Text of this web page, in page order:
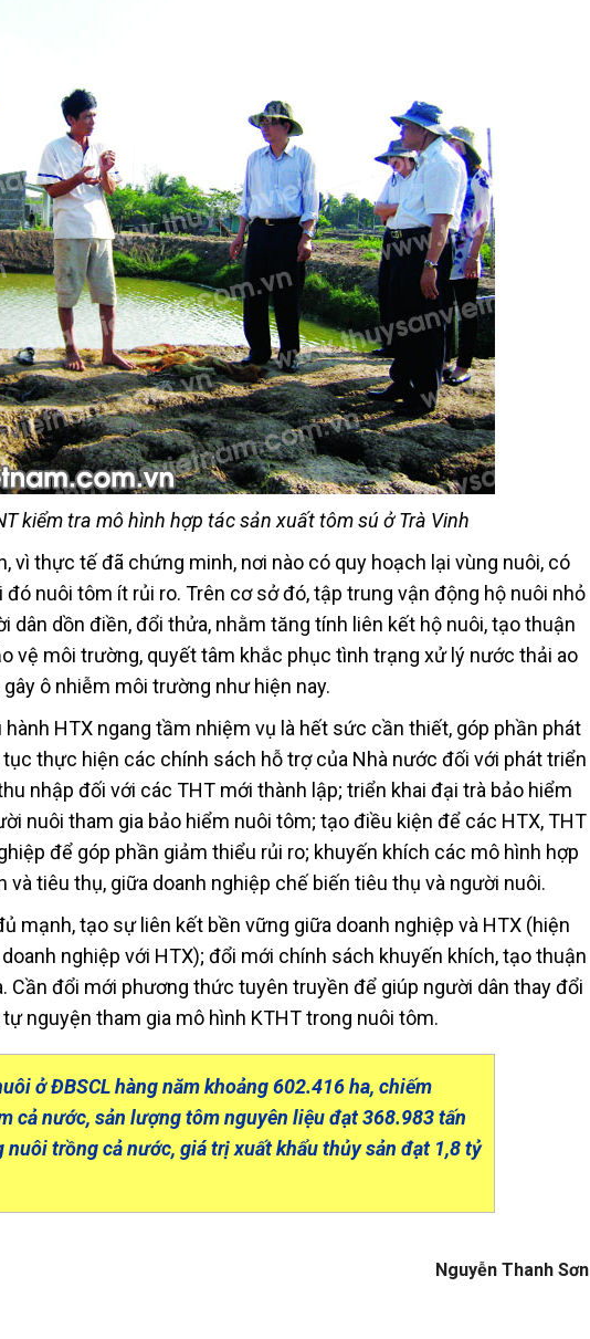
kiểm tra mô hình hợp tác sản xuất tôm sú ở Trà Vinh
vì thực tế đã chứng minh, nơi nào có quy hoạch lại vùng nuôi, có
nuôi tôm ít rủi ro. Trên cơ sở đó, tập trung vận động hộ nuôi nhỏ
dân dồn điền, đổi thửa, nhằm tăng tính liên kết hộ nuôi, tạo thuận
vệ môi trường, quyết tâm khắc phục tình trạng xử lý nước thải ao
ô nhiễm môi trường như hiện nay.
HTX ngang tầm nhiệm vụ là hết sức cần thiết, góp phần phát
thực hiện các chính sách hỗ trợ của Nhà nước đối với phát triển
nhập đối với các THT mới thành lập; triển khai đại trà bảo hiểm
nuôi tham gia bảo hiểm nuôi tôm; tạo điều kiện để các HTX, THT
để góp phần giảm thiểu rủi ro; khuyến khích các mô hình hợp
tiêu thụ, giữa doanh nghiệp chế biến tiêu thụ và người nuôi.
mạnh, tạo sự liên kết bền vững giữa doanh nghiệp và HTX (hiện
nghiệp với HTX); đổi mới chính sách khuyến khích, tạo thuận
Cần đổi mới phương thức tuyên truyền để giúp người dân thay đổi
nguyện tham gia mô hình KTHT trong nuôi tôm.
ở ĐBSCL hàng năm khoảng 602.416 ha, chiếm
cả nước, sản lượng tôm nguyên liệu đạt 368.983 tấn
nuôi trồng cả nước, giá trị xuất khẩu thủy sản đạt 1,8 tỷ
Nguyễn Thanh Sơn